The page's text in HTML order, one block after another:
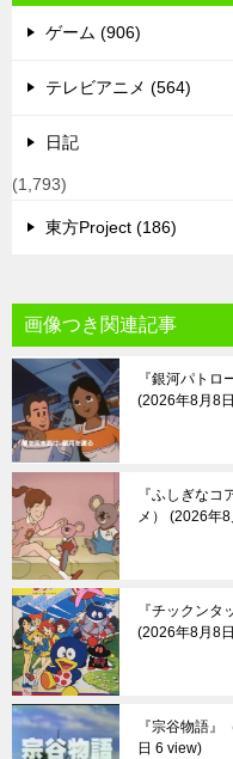
ゲーム (906)
テレビアニメ (564)
日記
(1,793)
東方Project (186)
画像つき関連記事
『銀河パトロ
2026年8月8
『ふしぎな
メ）
2026年
『チックンタ
2026年8月8
『宗谷物語』
日 6 view